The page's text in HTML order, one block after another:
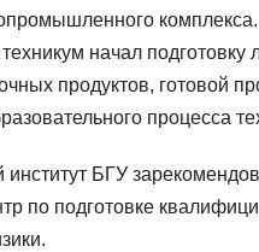
начал
продуктов, готовой
процесса
институт БГУ
по подготовке